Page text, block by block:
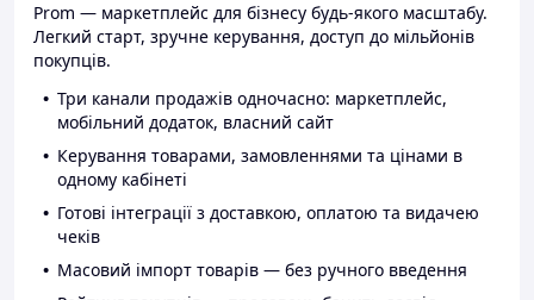
Prom — маркетплейс для бізнесу будь-якого масштабу.
Легкий старт, зручне керування, доступ до мільйонів
покупців.
Три канали продажів одночасно: маркетплейс,
мобільний додаток, власний сайт
Керування товарами, замовленнями та цінами в
одному кабінеті
Готові інтеграції з доставкою, оплатою та видачею
чеків
Масовий імпорт товарів — без ручного введення